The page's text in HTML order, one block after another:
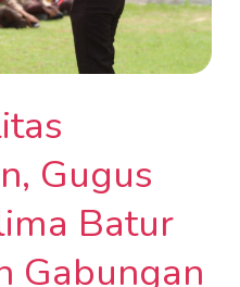
Gugus
Batur
Gabungan